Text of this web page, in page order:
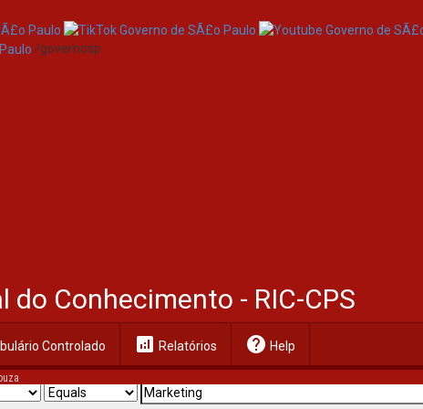
/governosp
Conhecimento - RIC-CPS
Controlado analytics Relatórios help Help